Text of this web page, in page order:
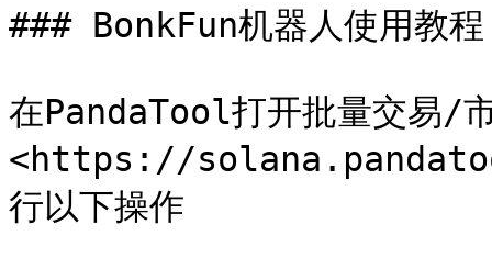
### BonkFun机器人使用教程
在PandaTool打开批量交易/
<https://
行以下操作